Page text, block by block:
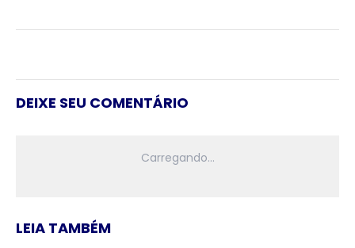
DEIXE SEU COMENTÁRIO
LEIA TAMBÉM